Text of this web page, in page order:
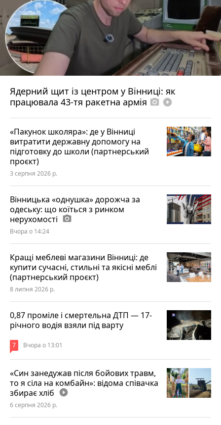
Ядерний щит із центром у Вінниці: як
працювала 43-тя ракетна армія photo_camera play_circle_filled
«Пакунок школяра»: де у Вінниці
витратити державну допомогу на
підготовку до школи (партнерський
проєкт)
3 серпня 2026 р.
Вінницька «однушка» дорожча за
одеську: що коїться з ринком
нерухомості photo_camera
Вчора о 14:24
Кращі меблеві магазини Вінниці: де
купити сучасні, стильні та якісні меблі
(партнерський проєкт)
8 липня 2026 р.
0,87 проміле і смертельна ДТП — 17-
річного водія взяли під варту
7 Вчора о 13:01
«Син занедужав після бойових травм,
то я сіла на комбайн»: відома співачка
збирає хліб play_circle_filled
6 серпня 2026 р.